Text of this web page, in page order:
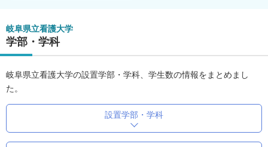
岐阜県立看護大学
学部・学科
岐阜県立看護大学の設置学部・学科、学生数の情報をまとめまし
た。
設置学部・学科